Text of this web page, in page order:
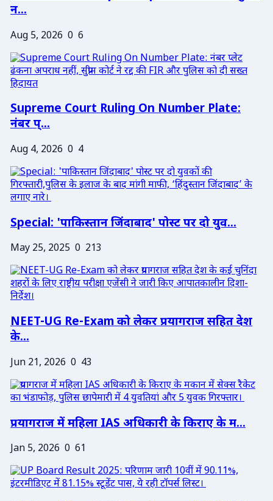
न...
Aug 5, 2026 0 6
Supreme Court Ruling On Number Plate:
नंबर प्...
Aug 4, 2026 0 4
Special: 'पाकिस्तान जिंदाबाद' पोस्ट पर दो युव...
May 25, 2025 0 213
NEET-UG Re-Exam को लेकर प्रयागराज सहित देश
के...
Jun 21, 2026 0 43
प्रयागराज में महिला IAS अधिकारी के किराए के म...
Jan 5, 2026 0 61